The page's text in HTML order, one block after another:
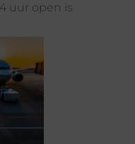
uur open is